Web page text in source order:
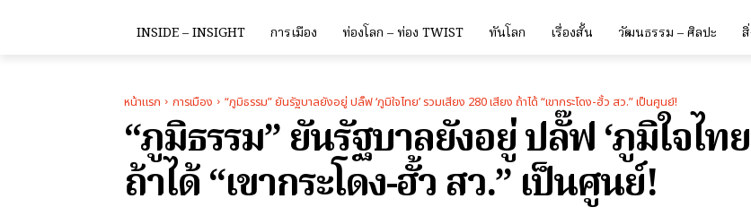
INSIDE – INSIGHT การเมือง ท่องโลก – ท่อง TWIST ทันโลก เรื่องสั้น วัฒนธรรม – ศิลปะ
หน้าแรก การเมือง “ภูมิธรรม” ยันรัฐบาลยังอยู่ ปลั๊ฟ ‘ภูมิใจไทย’ รวมเสียง 280 เสียง ถ้าได้ “เขากระโดง-ฮั้ว สว.” เป็นศูนย์!
“ภูมิธรรม” ยันรัฐบาลยังอยู่ ปลั๊ฟ ‘ภูมิใจไทย
ถ้าได้ “เขากระโดง-ฮั้ว สว.” เป็นศูนย์!